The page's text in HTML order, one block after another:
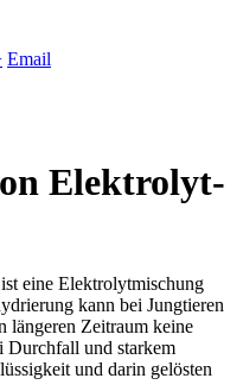
Email
Elektrolyt-
eine Elektrolytmischung
kann bei Jungtieren
längeren Zeitraum keine
Durchfall und starkem
und darin gelösten